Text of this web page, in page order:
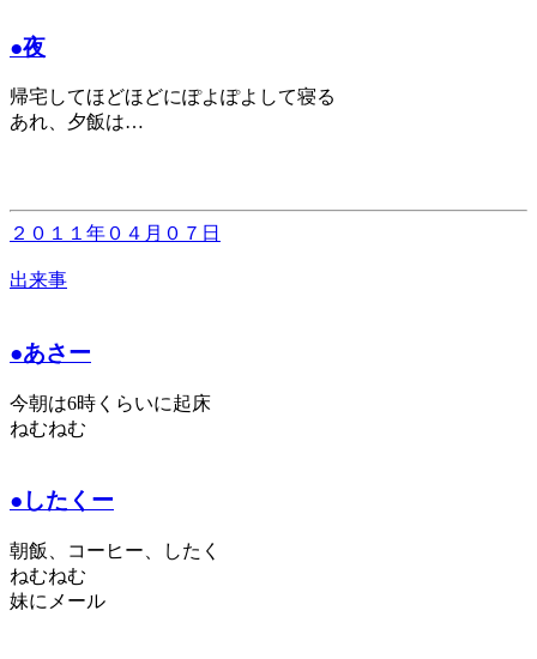
●夜
帰宅してほどほどにぽよぽよして寝る
あれ、夕飯は…
２０１１年０４月０７日
出来事
●あさー
今朝は6時くらいに起床
ねむねむ
●したくー
朝飯、コーヒー、したく
ねむねむ
妹にメール